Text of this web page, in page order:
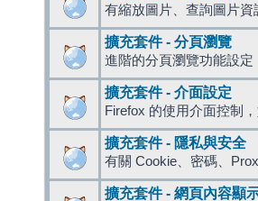
有縮放圖片、查詢圖片
擴充套件 - 分頁瀏覽
進階的分頁瀏覽功能設定
擴充套件 - 介面設定
Firefox 的使用介面控制
擴充套件 - 隱私與安全
有關 Cookie、密碼、
擴充套件 - 網頁內容顯